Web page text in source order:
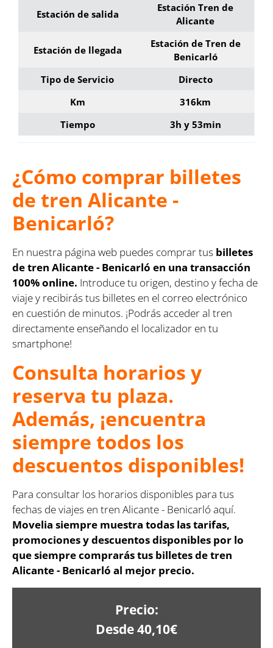
Estación de salida
Estación Tren de
Alicante
Estación de llegada
Estación de Tren de
Benicarló
Tipo de Servicio
Directo
Km
316km
Tiempo
3h y 53min
¿Cómo comprar billetes
de tren Alicante -
Benicarló?
En nuestra página web puedes comprar tus billetes
de tren Alicante - Benicarló en una transacción
100% online. Introduce tu origen, destino y fecha de
viaje y recibirás tus billetes en el correo electrónico
en cuestión de minutos. ¡Podrás acceder al tren
directamente enseñando el localizador en tu
smartphone!
Consulta horarios y
reserva tu plaza.
Además, ¡encuentra
siempre todos los
descuentos disponibles!
Para consultar los horarios disponibles para tus
fechas de viajes en tren Alicante - Benicarló aquí.
Movelia siempre muestra todas las tarifas,
promociones y descuentos disponibles por lo
que siempre comprarás tus billetes de tren
Alicante - Benicarló al mejor precio.
Precio:
Desde 40,10€